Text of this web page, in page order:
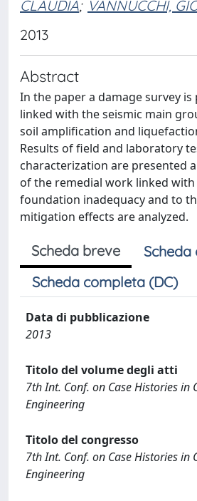
CLAUDIA; VANNUCCHI,
2013
Abstract
In the paper a damage survey is
linked with the seismic main
soil amplification and
Results of field and laboratory
characterization are presented
of the remedial work linked
foundation inadequacy and to
mitigation effects are analyzed.
Scheda breve
Scheda completa (DC)
Data di pubblicazione
2013
Titolo del volume degli atti
7th Int. Conf. on Case Histories in
Engineering
Titolo del congresso
7th Int. Conf. on Case Histories in
Engineering